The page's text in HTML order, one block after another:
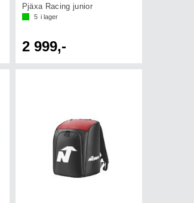
Pjäxa Racing junior
5 i lager
2 999,-